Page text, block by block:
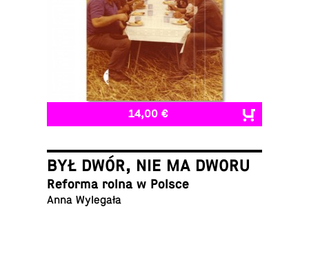
14,00 €
BYŁ DWÓR, NIE MA DWORU
Reforma rolna w Polsce
Anna Wylegała